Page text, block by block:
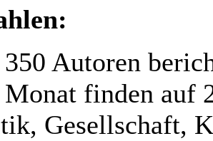
Autoren
finden auf
Gesellschaft,